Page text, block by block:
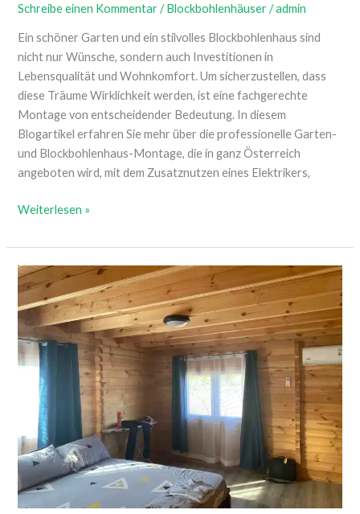
Schreibe einen Kommentar /Blockbohlenhäuser/admin
Ein schöner Garten und ein stilvolles Blockbohlenhaus sind
nicht nur Wünsche, sondern auch Investitionen in
Lebensqualität und Wohnkomfort. Um sicherzustellen, dass
diese Träume Wirklichkeit werden, ist eine fachgerechte
Montage von entscheidender Bedeutung. In diesem
Blogartikel erfahren Sie mehr über die professionelle Garten-
und Blockbohlenhaus-Montage, die in ganz Österreich
angeboten wird, mit dem Zusatznutzen eines Elektrikers,
Weiterlesen »
Blockbohlenhaus
zum
Wohnen